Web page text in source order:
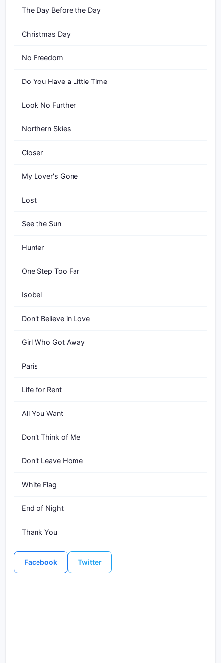
The Day Before the Day
Christmas Day
No Freedom
Do You Have a Little Time
Look No Further
Northern Skies
Closer
My Lover's Gone
Lost
See the Sun
Hunter
One Step Too Far
Isobel
Don't Believe in Love
Girl Who Got Away
Paris
Life for Rent
All You Want
Don't Think of Me
Don't Leave Home
White Flag
End of Night
Thank You
Facebook Twitter